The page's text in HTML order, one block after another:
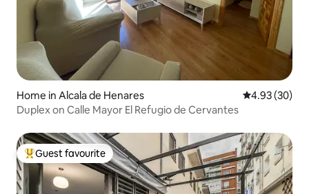
Home in Alcala de Henares 4.93 out of 5
4.93 (30)
Duplex on Calle Mayor El Refugio de Cervantes
Top guest favourite
Guest favourite